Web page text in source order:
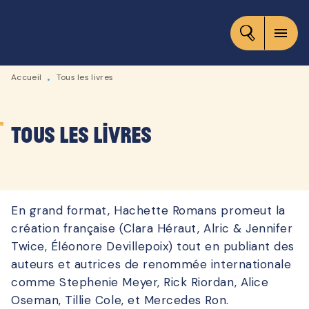
CONTENU
menu
Accueil • Tous les livres
Tous les livres
En grand format, Hachette Romans promeut la
création française (Clara Héraut, Alric & Jennifer
Twice, Éléonore Devillepoix) tout en publiant des
auteurs et autrices de renommée internationale
comme Stephenie Meyer, Rick Riordan, Alice
Oseman, Tillie Cole, et Mercedes Ron.